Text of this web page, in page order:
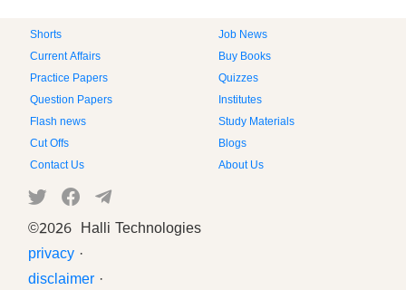
Shorts
Job News
Current Affairs
Buy Books
Practice Papers
Quizzes
Question Papers
Institutes
Flash news
Study Materials
Cut Offs
Blogs
Contact Us
About Us
©2026 Halli Technologies
privacy ·
disclaimer ·